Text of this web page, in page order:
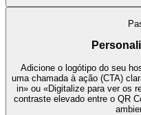
Adicione o logótipo do seu
uma chamada à ação (CTA)
in» ou «Digitalize para ver os
contraste elevado entre o QR